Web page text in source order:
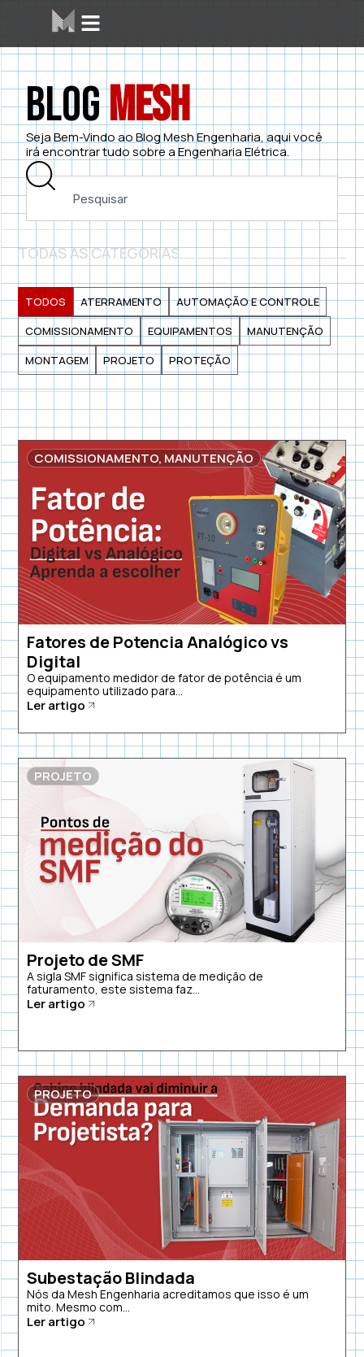
BlogMesh
Seja Bem-Vindo ao Blog Mesh Engenharia, aqui você
irá encontrar tudo sobre a Engenharia Elétrica.
TODAS AS CATEGORIAS
ATERRAMENTO
AUTOMAÇÃO E CONTROLE
COMISSIONAMENTO
EQUIPAMENTOS
MANUTENÇÃO
MONTAGEM
PROJETO PROTEÇÃO
TODOS
COMISSIONAMENTO, MANUTENÇÃO
Fatores de Potencia Analógico vs
Digital
O equipamento medidor de fator de potência é um
equipamento utilizado para...
Ler artigo
PROJETO
Projeto de SMF
A sigla SMF significa sistema de medição de
faturamento, este sistema faz...
Ler artigo
PROJETO
Subestação Blindada
Nós da Mesh Engenharia acreditamos que isso é um
mito. Mesmo com...
Ler artigo